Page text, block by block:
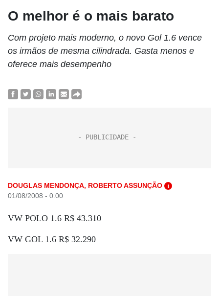
O melhor é o mais barato
Com projeto mais moderno, o novo Gol 1.6 vence
os irmãos de mesma cilindrada. Gasta menos e
oferece mais desempenho
DOUGLAS MENDONÇA, ROBERTO ASSUNÇÃO i
01/08/2008 - 0:00
VW POLO 1.6 R$ 43.310
VW GOL 1.6 R$ 32.290